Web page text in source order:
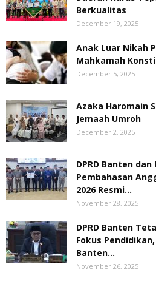
Berkualitas
December 19, 2025
Anak Luar Nikah
Mahkamah
December 5, 2025
Azaka Haromain
Jemaah Umroh
December 2, 2025
DPRD Banten
Pembahasan
2026 Resmi...
November 28, 2025
DPRD Banten
Fokus
Banten...
November 26, 2025